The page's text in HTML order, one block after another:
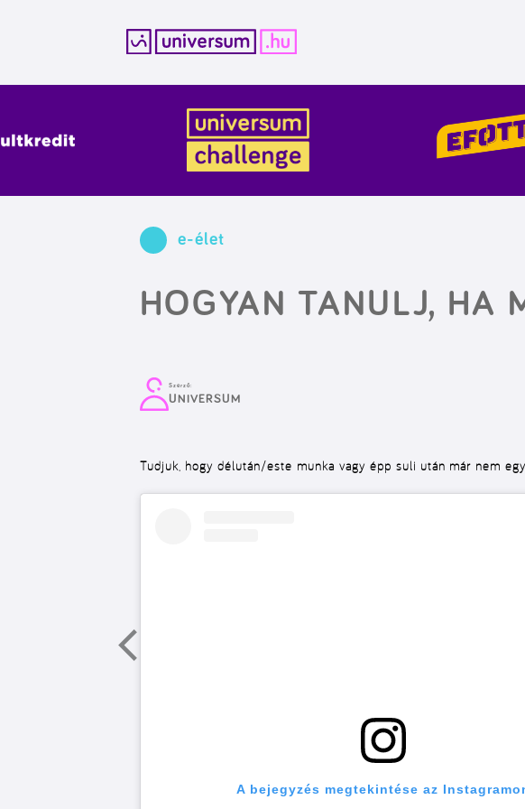
e-élet
HOGYAN TANULJ, HA
Szerző:
UNIVERSUM
Tudjuk, hogy délután/este munka vagy épp suli után már nem
A bejegyzés megtekintése az